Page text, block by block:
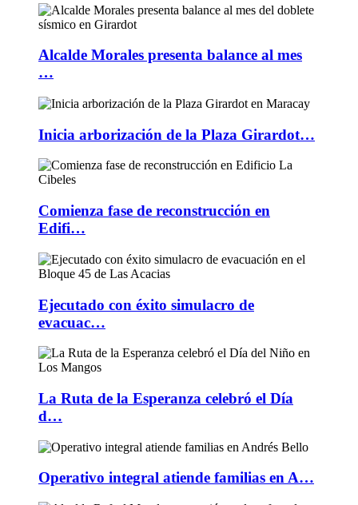
Alcalde Morales presenta balance al mes
…
Inicia arborización de la Plaza Girardot…
Comienza fase de reconstrucción en
Edifi…
Ejecutado con éxito simulacro de
evacuac…
La Ruta de la Esperanza celebró el Día
d…
Operativo integral atiende familias en A…